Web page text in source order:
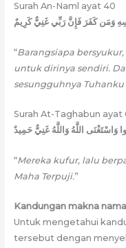
Surah An-Naml ayat 40
وَمَن كَفَرَ فَإِنَّ رَبِّي غَنِيٌّ كَرِيمٌ
“Barangsiapa
untuk dirinya sendiri.
sesungguhnya
Surah At-Taghabun ayat
وَاسْتَغْنَى اللَّهُ وَاللَّهُ غَنِيٌّ حَمِيدٌ
“Mereka kufur, lalu
Maha Terpuji.”
Kandungan makna nama
Untuk mengetahui
tersebut dengan